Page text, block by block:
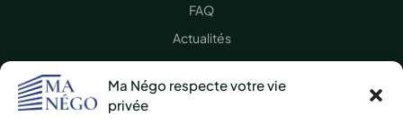
Ma Négo respecte votre vie
privée
FAQ
Actualités
Presse
Nous contacter